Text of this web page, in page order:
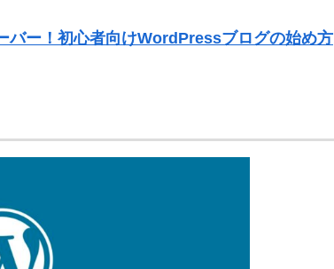
バー！初心者向けWordPressブログの始め方